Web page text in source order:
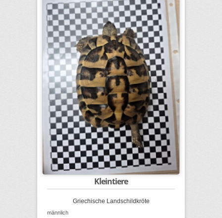
Kleintiere
Griechische Landschildkröte
männlich